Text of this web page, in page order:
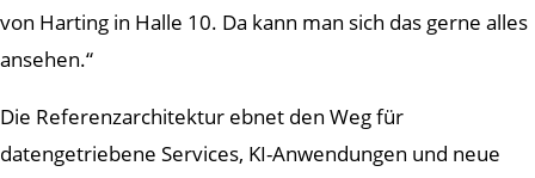
von Harting in Halle 10. Da kann man sich das gerne alles
ansehen.“
Die Referenzarchitektur ebnet den Weg für
datengetriebene Services, KI-Anwendungen und neue